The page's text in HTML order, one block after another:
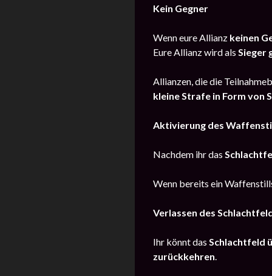
Kein Gegner
Wenn eure Allianz keinen
Eure Allianz wird als Sieger
Allianzen, die die
kleine Strafe in Form von
Aktivierung des
Nachdem ihr das
Wenn bereits ein
Verlassen des
Ihr könnt das Schlachtfeld
zurückkehren.